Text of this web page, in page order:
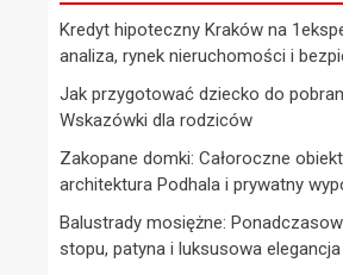
Kredyt hipoteczny Kraków na
analiza, rynek nieruchomości i
Jak przygotować dziecko do
Wskazówki dla rodziców
Zakopane domki: Całoroczne
architektura Podhala i prywatny
Balustrady mosiężne:
stopu, patyna i luksusowa